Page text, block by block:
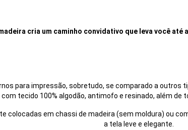
cria um caminho convidativo que leva você até
para impressão, sobretudo, se comparado a outros
tecido 100% algodão, antimofo e resinado, além
colocadas em chassi de madeira (sem moldura) ou
a tela leve e elegante.